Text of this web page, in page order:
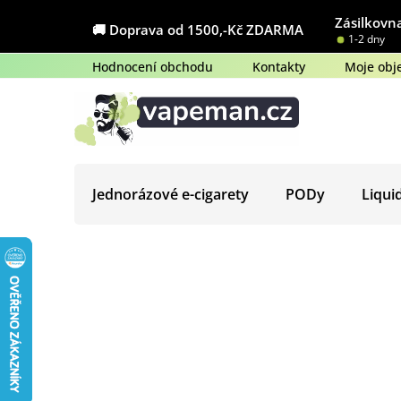
obsah
🚚 Doprava od 1500,-Kč ZDARMA
1-2 dny
Hodnocení obchodu Kontakty Moje
Jednorázové e-cigarety PODy